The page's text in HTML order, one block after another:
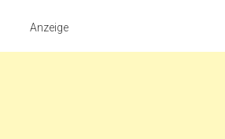
Anzeige